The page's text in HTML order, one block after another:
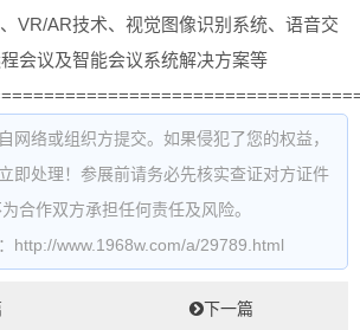
VR/AR技术、视觉图像识别系统、语音交
会议及智能会议系统解决方案等
网络或组织方提交。如果侵犯了您的权益，
即处理！参展前请务必先核实查证对方证件
合作双方承担任何责任及风险。
http://www.1968w.com/a/29789.html
下一篇